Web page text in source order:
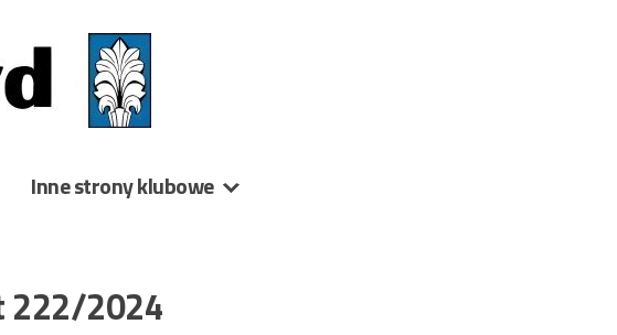
Inne strony klubowe
222/2024